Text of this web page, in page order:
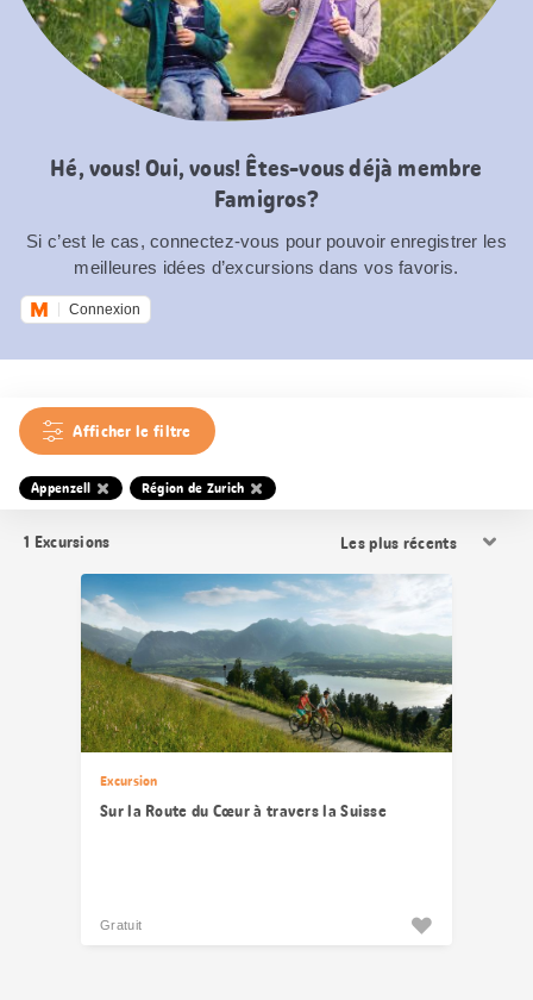
Hé, vous! Oui, vous! Êtes-vous déjà membre
Famigros?
Si c’est le cas, connectez-vous pour pouvoir enregistrer les
meilleures idées d’excursions dans vos favoris.
Connexion
Afficher le filtre
Appenzell Région de Zurich
1 Excursions
les
résultats
Excursion
Sur la Route du Cœur à travers la Suisse
Gratuit